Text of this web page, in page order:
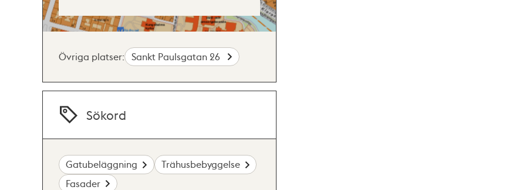
Övriga platser: Sankt Paulsgatan 26
Sökord
Gatubeläggning
Trähusbebyggelse
Fasader